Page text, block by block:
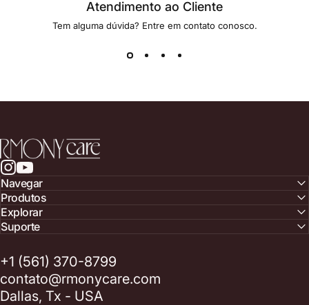
Atendimento ao Cliente
Tem alguma dúvida? Entre em contato conosco.
RmonyCare
Instagram
YouTube
Navegar
Produtos
Explorar
Suporte
+1 (561) 370-8799
contato@rmonycare.com
Dallas, Tx - USA